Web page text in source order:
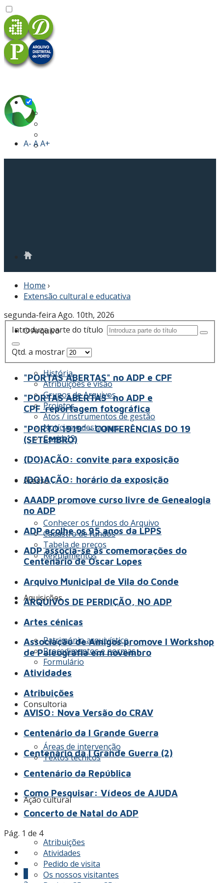
A- AA+
O Arquivo
História
Atribuições e visão
Grupos de Arquivos
Projetos
Atos / instrumentos de gestão
Notícias e destaques
Covid-19
Acesso
Conhecer os fundos do Arquivo
Cadastro de fundos
Tabela de preços
Regulamentos
Aquisições
Património arquivístico
Procedimentos e normas
Formulário
Consultoria
Áreas de intervenção
Textos técnicos
Ação cultural
Atribuições
Atividades
Pedido de visita
Os nossos visitantes
Home ›
Extensão cultural e educativa
segunda-feira Ago. 10th, 2026
Introduza parte do título
Qtd. a mostrar
"PORTAS ABERTAS" no ADP e CPF
"PORTAS ABERTAS" no ADP e
CPF_reportagem fotográfica
"PORTO 1919" - CONFERÊNCIAS DO 19
(SETEMBRO)
{DO}AÇÃO: convite para exposição
{DO}AÇÃO: horário da exposição
AAADP promove curso livre de Genealogia
no ADP
ADP acolhe os 95 anos da LPPS
ADP associa-se às comemorações do
Centenário de Óscar Lopes
Arquivo Municipal de Vila do Conde
ARQUIVOS DE PERDIÇÃO, NO ADP
Artes cénicas
Associação de Amigos promove I Workshop
de Paleografia em novembro
Atividades
Atribuições
AVISO: Nova Versão do CRAV
Centenário da I Grande Guerra
Centenário da I Grande Guerra (2)
Centenário da República
Como Pesquisar: Vídeos de AJUDA
Concerto de Natal do ADP
Pág. 1 de 4